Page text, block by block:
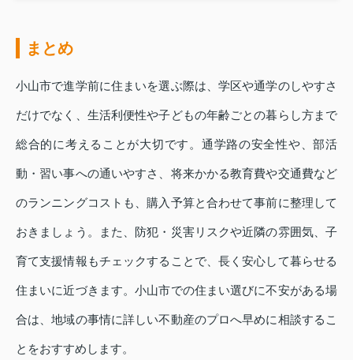
まとめ
小山市で進学前に住まいを選ぶ際は、学区や通学のしやすさ
だけでなく、生活利便性や子どもの年齢ごとの暮らし方まで
総合的に考えることが大切です。通学路の安全性や、部活
動・習い事への通いやすさ、将来かかる教育費や交通費など
のランニングコストも、購入予算と合わせて事前に整理して
おきましょう。また、防犯・災害リスクや近隣の雰囲気、子
育て支援情報もチェックすることで、長く安心して暮らせる
住まいに近づきます。小山市での住まい選びに不安がある場
合は、地域の事情に詳しい不動産のプロへ早めに相談するこ
とをおすすめします。